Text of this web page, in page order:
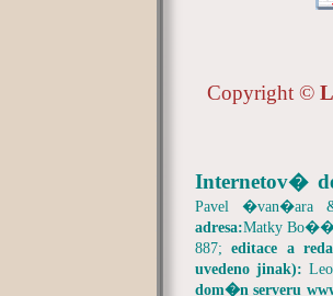
Copyright ©
Internetov�
Pavel
adresa:Matky Bo��
887;editace a
uvedeno jinak):
dom�n serveru